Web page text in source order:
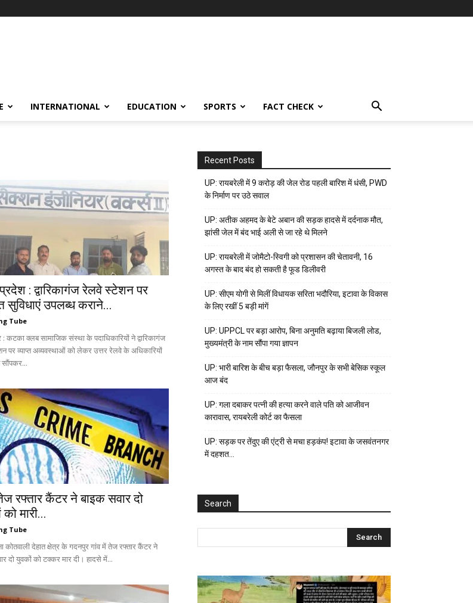
INTERNATIONAL EDUCATION SPORTS FACT CHECK
: द्वारिकागंज रेलवे स्टेशन पर
सुविधाएं उपलब्ध कराने...
Tube
: कटका क्लब सामाजिक संस्था के पदाधिकारियों ने द्वारिकागंज
पर व्याप्त अव्यवस्थाओं को लेकर उत्तर रेलवे के अधिकारियों
सौंपकर...
रफ्तार कैंटर ने बाइक सवार दो
मारी...
Tube
कोतवाली देहात क्षेत्र के गदनपुर गांव में तेज रफ्तार कैंटर ने
दो युवकों को टक्कर मार दी। हादसे में...
Recent Posts
UP: रायबरेली में 9 करोड़ की जेल रोड पहली बारिश में धंसी, PWD
के निर्माण पर उठे सवाल
UP: अतीक अहमद के बेटे अबान की सड़क हादसे में दर्दनाक मौत,
झांसी जेल में बंद भाई अली से जा रहे थे मिलने
UP: रायबरेली में जोमैटो-स्विगी को प्रशासन की चेतावनी, 16
अगस्त के बाद बंद हो सकती है फूड डिलीवरी
UP: सीएम योगी से मिलीं विधायक सरिता भदौरिया, इटावा के विकास
के लिए रखीं 5 बड़ी मांगें
UP: UPPCL पर बड़ा आरोप, बिना अनुमति बढ़ाया बिजली लोड,
मुख्यमंत्री के नाम सौंपा गया ज्ञापन
UP: भारी बारिश के बीच बड़ा फैसला, जौनपुर के सभी बेसिक स्कूल
आज बंद
UP: गला दबाकर पत्नी की हत्या करने वाले पति को आजीवन
कारावास, रायबरेली कोर्ट का फैसला
UP: सड़क पर तेंदुए की एंट्री से मचा हड़कंप! इटावा के जसवंतनगर
में दहशत…
Search